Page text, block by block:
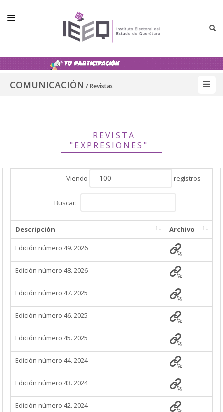
INSTITUTO
CONSEJO GENERAL
COMUNICACIÓN / Revistas
REVISTA
"EXPRESIONES"
Viendo registros
Buscar:
Descripción Archivo
Edición número 49. 2026
Edición número 48. 2026
Edición número 47. 2025
Edición número 46. 2025
Edición número 45. 2025
Edición número 44. 2024
Edición número 43. 2024
Edición número 42. 2024